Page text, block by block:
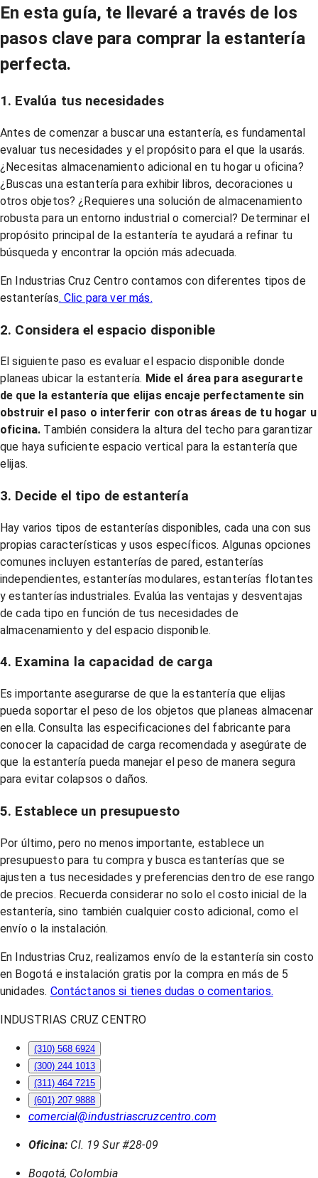
En esta guía, te llevaré a través de los
pasos clave para comprar la estantería
perfecta.
1. Evalúa tus necesidades
Antes de comenzar a buscar una estantería, es fundamental
evaluar tus necesidades y el propósito para el que la usarás.
¿Necesitas almacenamiento adicional en tu hogar u oficina?
¿Buscas una estantería para exhibir libros, decoraciones u
otros objetos? ¿Requieres una solución de almacenamiento
robusta para un entorno industrial o comercial? Determinar el
propósito principal de la estantería te ayudará a refinar tu
búsqueda y encontrar la opción más adecuada.
En Industrias Cruz Centro contamos con diferentes tipos de
estanterías. Clic para ver más.
2. Considera el espacio disponible
El siguiente paso es evaluar el espacio disponible donde
planeas ubicar la estantería. Mide el área para asegurarte
de que la estantería que elijas encaje perfectamente sin
obstruir el paso o interferir con otras áreas de tu hogar u
oficina. También considera la altura del techo para garantizar
que haya suficiente espacio vertical para la estantería que
elijas.
3. Decide el tipo de estantería
Hay varios tipos de estanterías disponibles, cada una con sus
propias características y usos específicos. Algunas opciones
comunes incluyen estanterías de pared, estanterías
independientes, estanterías modulares, estanterías flotantes
y estanterías industriales. Evalúa las ventajas y desventajas
de cada tipo en función de tus necesidades de
almacenamiento y del espacio disponible.
4. Examina la capacidad de carga
Es importante asegurarse de que la estantería que elijas
pueda soportar el peso de los objetos que planeas almacenar
en ella. Consulta las especificaciones del fabricante para
conocer la capacidad de carga recomendada y asegúrate de
que la estantería pueda manejar el peso de manera segura
para evitar colapsos o daños.
5. Establece un presupuesto
Por último, pero no menos importante, establece un
presupuesto para tu compra y busca estanterías que se
ajusten a tus necesidades y preferencias dentro de ese rango
de precios. Recuerda considerar no solo el costo inicial de la
estantería, sino también cualquier costo adicional, como el
envío o la instalación.
En Industrias Cruz, realizamos envío de la estantería sin costo
en Bogotá e instalación gratis por la compra en más de 5
unidades. Contáctanos si tienes dudas o comentarios.
INDUSTRIAS CRUZ CENTRO
(310) 568 6924
(300) 244 1013
(311) 464 7215
(601) 207 9888
comercial@industriascruzcentro.com
Oficina: Cl. 19 Sur #28-09
Bogotá, Colombia